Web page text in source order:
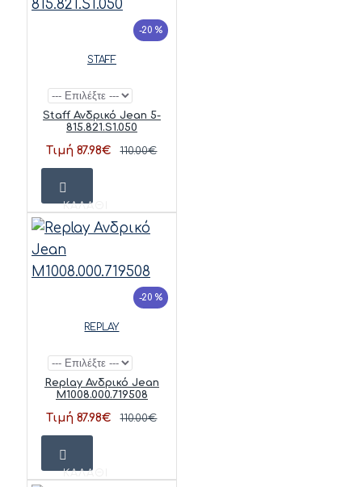
-20 %
STAFF
Staff Ανδρικό Jean 5-
815.821.S1.050
Τιμή 87.98€ 110.00€
ΚΑΛΆΘΙ
-20 %
REPLAY
Replay Ανδρικό Jean
M1008.000.719508
Τιμή 87.98€ 110.00€
ΚΑΛΆΘΙ